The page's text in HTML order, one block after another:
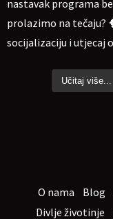
Učitaj više...
O nama Blog
Divlje životinje